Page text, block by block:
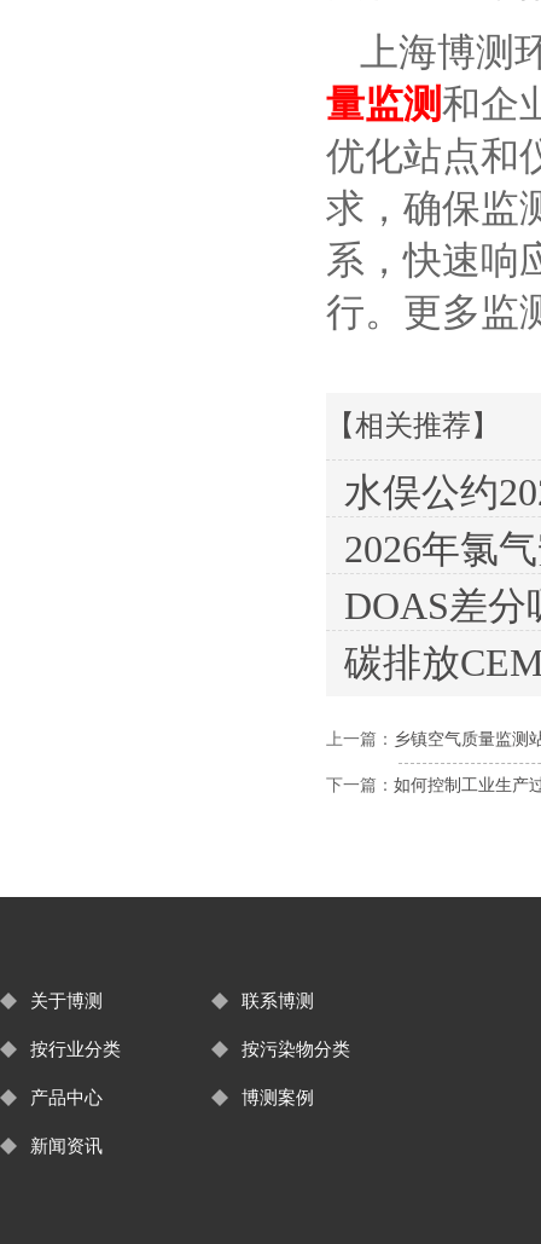
上海博
量监测和企
优化站点和
求，确保监
系，快速响
行。更多监
【相关推荐】
水俣公约
2026年氯
DOAS差
碳排放
上一篇： 乡镇空气质量监测
下一篇： 如何控制工业生产
关于博测 联系博测
按行业分类 按污染物分类
产品中心 博测案例
新闻资讯